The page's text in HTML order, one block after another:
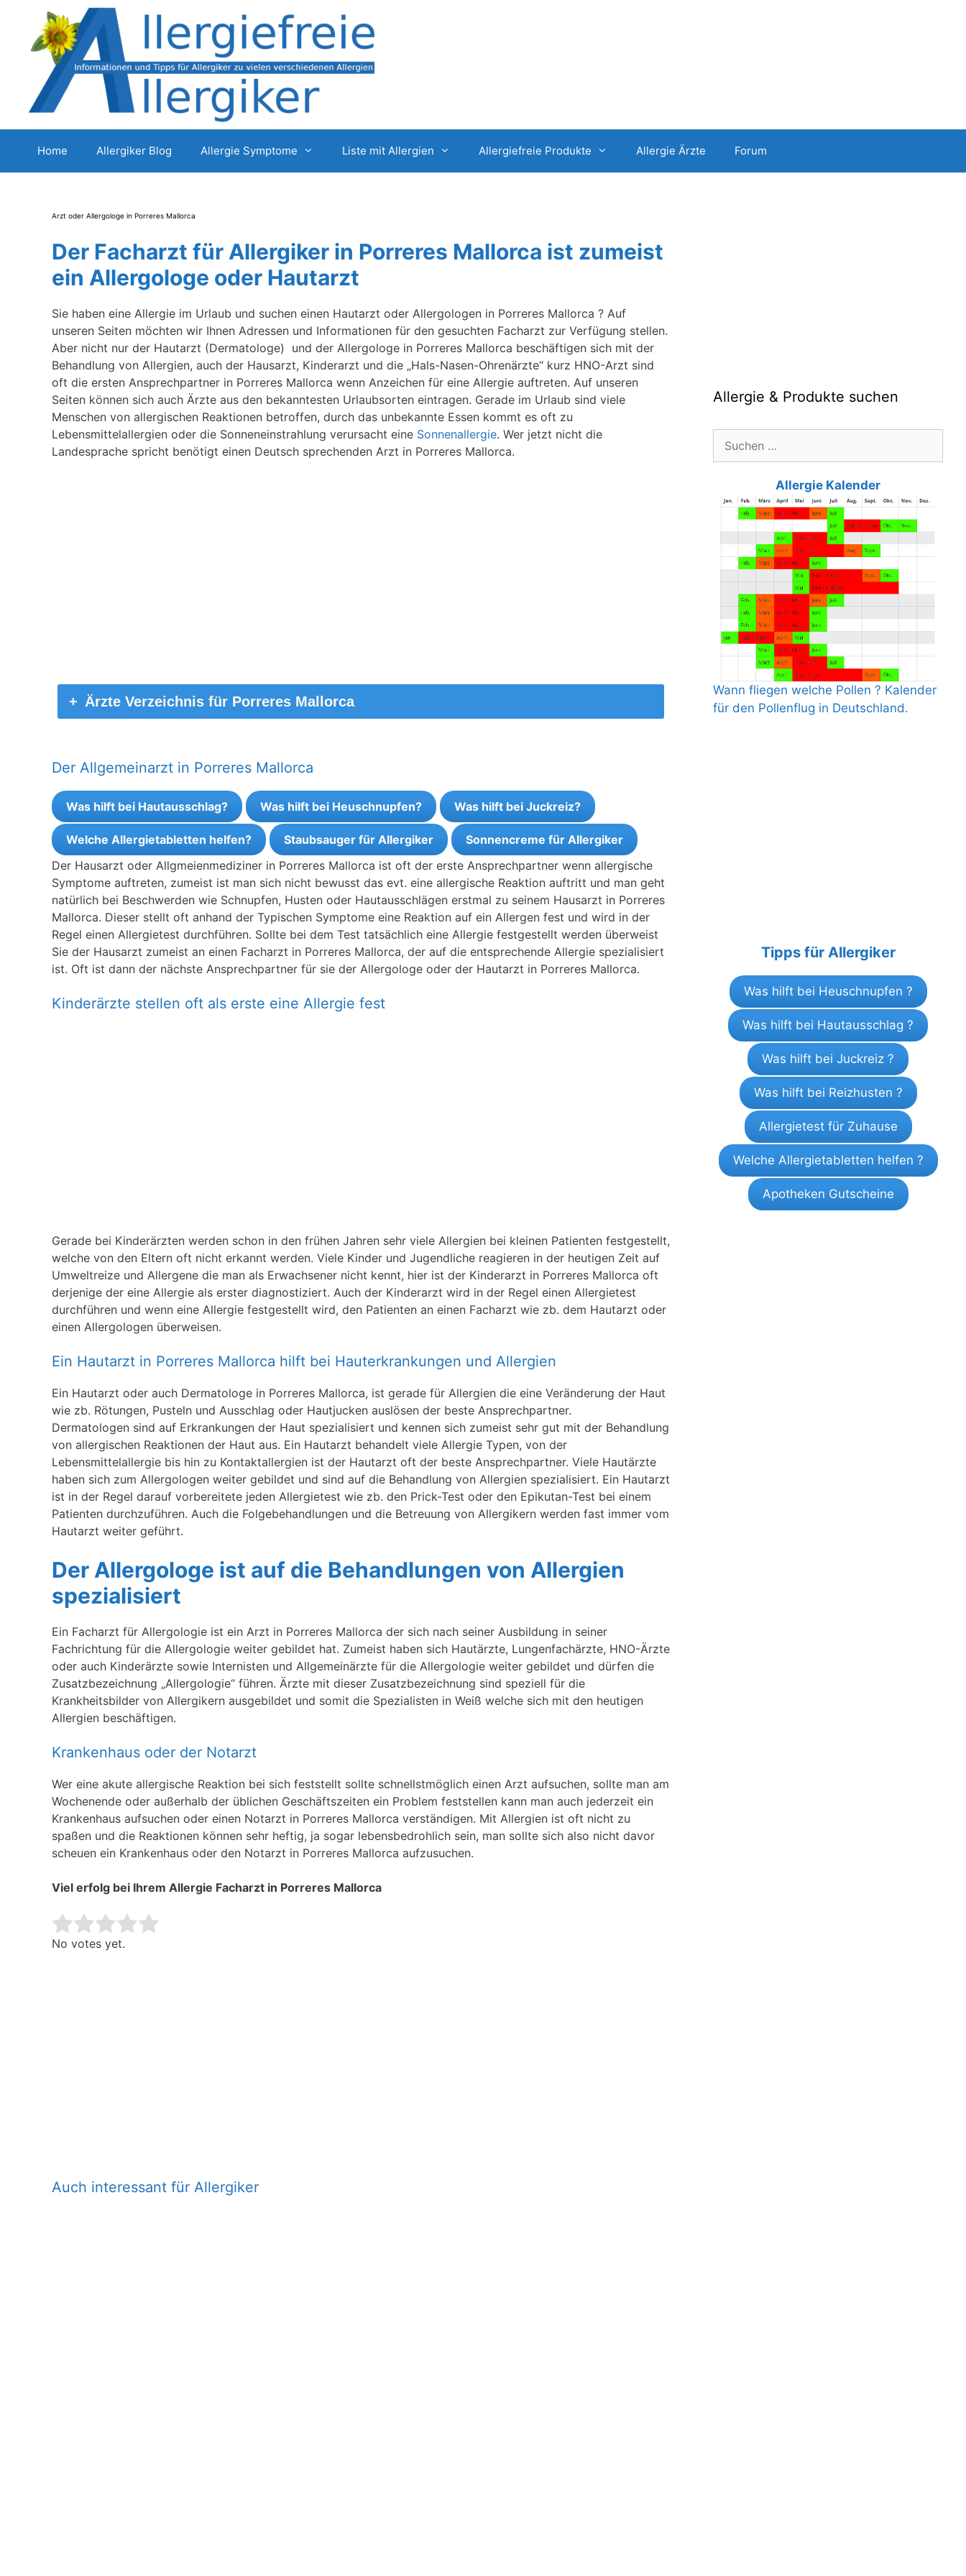
springen
Home Allergiker Blog Allergie Symptome Liste mit Allergien Allergiefreie Produkte Allergie Ärzte Forum
Arzt oder Allergologe in Porreres Mallorca
Der Facharzt für Allergiker in Porreres Mallorca ist zumeist
ein Allergologe oder Hautarzt
Sie haben eine Allergie im Urlaub und suchen einen Hautarzt oder Allergologen in Porreres Mallorca ? Auf
unseren Seiten möchten wir Ihnen Adressen und Informationen für den gesuchten Facharzt zur Verfügung stellen.
Aber nicht nur der Hautarzt (Dermatologe) und der Allergologe in Porreres Mallorca beschäftigen sich mit der
Behandlung von Allergien, auch der Hausarzt, Kinderarzt und die „Hals-Nasen-Ohrenärzte“ kurz HNO-Arzt sind
oft die ersten Ansprechpartner in Porreres Mallorca wenn Anzeichen für eine Allergie auftreten. Auf unseren
Seiten können sich auch Ärzte aus den bekanntesten Urlaubsorten eintragen. Gerade im Urlaub sind viele
Menschen von allergischen Reaktionen betroffen, durch das unbekannte Essen kommt es oft zu
Lebensmittelallergien oder die Sonneneinstrahlung verursacht eine Sonnenallergie. Wer jetzt nicht die
Landesprache spricht benötigt einen Deutsch sprechenden Arzt in Porreres Mallorca.
Ärzte Verzeichnis für Porreres Mallorca
Der Allgemeinarzt in Porreres Mallorca
Was hilft bei Hautausschlag? Was hilft bei Heuschnupfen? Was hilft bei Juckreiz?
Welche Allergietabletten helfen? Staubsauger für Allergiker
Sonnencreme für Allergiker
Der Hausarzt oder Allgmeienmediziner in Porreres Mallorca ist oft der erste Ansprechpartner wenn allergische
Symptome auftreten, zumeist ist man sich nicht bewusst das evt. eine allergische Reaktion auftritt und man geht
natürlich bei Beschwerden wie Schnupfen, Husten oder Hautausschlägen erstmal zu seinem Hausarzt in Porreres
Mallorca. Dieser stellt oft anhand der Typischen Symptome eine Reaktion auf ein Allergen fest und wird in der
Regel einen Allergietest durchführen. Sollte bei dem Test tatsächlich eine Allergie festgestellt werden überweist
Sie der Hausarzt zumeist an einen Facharzt in Porreres Mallorca, der auf die entsprechende Allergie spezialisiert
ist. Oft ist dann der nächste Ansprechpartner für sie der Allergologe oder der Hautarzt in Porreres Mallorca.
Kinderärzte stellen oft als erste eine Allergie fest
Gerade bei Kinderärzten werden schon in den frühen Jahren sehr viele Allergien bei kleinen Patienten festgestellt,
welche von den Eltern oft nicht erkannt werden. Viele Kinder und Jugendliche reagieren in der heutigen Zeit auf
Umweltreize und Allergene die man als Erwachsener nicht kennt, hier ist der Kinderarzt in Porreres Mallorca oft
derjenige der eine Allergie als erster diagnostiziert. Auch der Kinderarzt wird in der Regel einen Allergietest
durchführen und wenn eine Allergie festgestellt wird, den Patienten an einen Facharzt wie zb. dem Hautarzt oder
einen Allergologen überweisen.
Ein Hautarzt in Porreres Mallorca hilft bei Hauterkrankungen und Allergien
Ein Hautarzt oder auch Dermatologe in Porreres Mallorca, ist gerade für Allergien die eine Veränderung der Haut
wie zb. Rötungen, Pusteln und Ausschlag oder Hautjucken auslösen der beste Ansprechpartner.
Dermatologen sind auf Erkrankungen der Haut spezialisiert und kennen sich zumeist sehr gut mit der Behandlung
von allergischen Reaktionen der Haut aus. Ein Hautarzt behandelt viele Allergie Typen, von der
Lebensmittelallergie bis hin zu Kontaktallergien ist der Hautarzt oft der beste Ansprechpartner. Viele Hautärzte
haben sich zum Allergologen weiter gebildet und sind auf die Behandlung von Allergien spezialisiert. Ein Hautarzt
ist in der Regel darauf vorbereitete jeden Allergietest wie zb. den Prick-Test oder den Epikutan-Test bei einem
Patienten durchzuführen. Auch die Folgebehandlungen und die Betreuung von Allergikern werden fast immer vom
Hautarzt weiter geführt.
Der Allergologe ist auf die Behandlungen von Allergien
spezialisiert
Ein Facharzt für Allergologie ist ein Arzt in Porreres Mallorca der sich nach seiner Ausbildung in seiner
Fachrichtung für die Allergologie weiter gebildet hat. Zumeist haben sich Hautärzte, Lungenfachärzte, HNO-Ärzte
oder auch Kinderärzte sowie Internisten und Allgemeinärzte für die Allergologie weiter gebildet und dürfen die
Zusatzbezeichnung „Allergologie“ führen. Ärzte mit dieser Zusatzbezeichnung sind speziell für die
Krankheitsbilder von Allergikern ausgebildet und somit die Spezialisten in Weiß welche sich mit den heutigen
Allergien beschäftigen.
Krankenhaus oder der Notarzt
Wer eine akute allergische Reaktion bei sich feststellt sollte schnellstmöglich einen Arzt aufsuchen, sollte man am
Wochenende oder außerhalb der üblichen Geschäftszeiten ein Problem feststellen kann man auch jederzeit ein
Krankenhaus aufsuchen oder einen Notarzt in Porreres Mallorca verständigen. Mit Allergien ist oft nicht zu
spaßen und die Reaktionen können sehr heftig, ja sogar lebensbedrohlich sein, man sollte sich also nicht davor
scheuen ein Krankenhaus oder den Notarzt in Porreres Mallorca aufzusuchen.
Viel erfolg bei Ihrem Allergie Facharzt in Porreres Mallorca
Rate this item:
No votes yet.
Auch interessant für Allergiker
Allergie & Produkte suchen
Allergie Kalender
Wann fliegen welche Pollen ? Kalender
für den Pollenflug in Deutschland.
Tipps für Allergiker
Was hilft bei Heuschnupfen ?
Was hilft bei Hautausschlag ?
Was hilft bei Juckreiz ?
Was hilft bei Reizhusten ?
Allergietest für Zuhause
Welche Allergietabletten helfen ?
Apotheken Gutscheine